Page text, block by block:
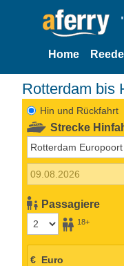
Home
Rotterdam bis
Hin und Rückfahrt
Strecke
Passagiere
18+